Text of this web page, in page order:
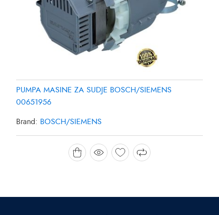
PUMPA MASINE ZA SUDJE BOSCH/SIEMENS
00651956
Brand: BOSCH/SIEMENS